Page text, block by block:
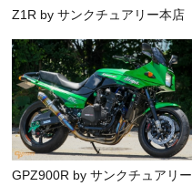
Z1R by サンクチュアリー本店
GPZ900R by サンクチュアリー